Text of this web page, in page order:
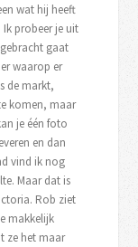
wat hij heeft
Ik probeer je uit
gaat
waarop er
de markt,
komen, maar
je één foto
en dan
vind ik nog
Maar dat is
Rob ziet
makkelijk
ze het maar